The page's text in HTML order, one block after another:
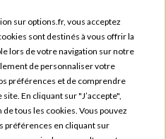
ROUEN
Tellier
du-Rouvray
2 35 08 38 53
TOULOUSE
de Saint-Martin du Touch
sur options.fr, vous acceptez
sont destinés à vous offrir la
lors de votre navigation sur notre
de personnaliser votre
préférences et de comprendre
En cliquant sur "J’accepte",
tous les cookies. Vous pouvez
préférences en cliquant sur